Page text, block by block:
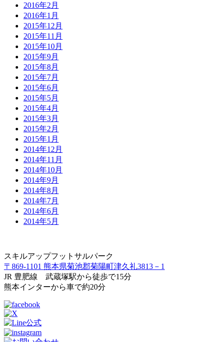
2016年2月
2016年1月
2015年12月
2015年11月
2015年10月
2015年9月
2015年8月
2015年7月
2015年6月
2015年5月
2015年4月
2015年3月
2015年2月
2015年1月
2014年12月
2014年11月
2014年10月
2014年9月
2014年8月
2014年7月
2014年6月
2014年5月
スキルアップフットサルパーク
〒869-1101 熊本県菊池郡菊陽町津久礼3813－1
JR 豊肥線 武蔵塚駅から徒歩で15分
熊本インターから車で約20分